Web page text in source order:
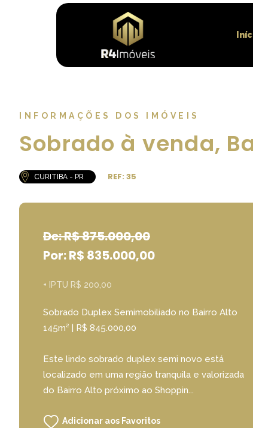
INFORMAÇÕES DOS IMÓVEIS
Sobrado à venda,
CURITIBA - PR REF: 35
De: R$ 875.000,00
Por: R$ 835.000,00
+ IPTU R$ 200,00
Sobrado Duplex Semimobiliado no Bairro Alto 
145m² | R$ 845.000,00
Este lindo sobrado duplex semi novo está
localizado em uma região tranquila e valorizada
do Bairro Alto próximo ao Shoppin...
Adicionar aos Favoritos